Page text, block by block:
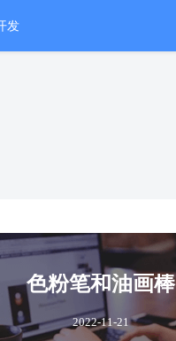
发
色粉笔和油画棒
2022-11-21